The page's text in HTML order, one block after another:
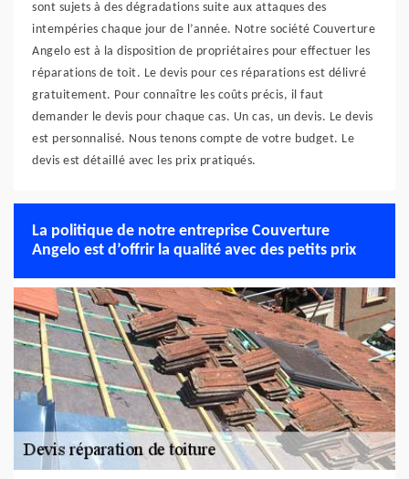
sont sujets à des dégradations suite aux attaques des
intempéries chaque jour de l’année. Notre société Couverture
Angelo est à la disposition de propriétaires pour effectuer les
réparations de toit. Le devis pour ces réparations est délivré
gratuitement. Pour connaître les coûts précis, il faut
demander le devis pour chaque cas. Un cas, un devis. Le devis
est personnalisé. Nous tenons compte de votre budget. Le
devis est détaillé avec les prix pratiqués.
La politique de notre entreprise Couverture
Angelo est d’offrir la qualité avec des petits prix